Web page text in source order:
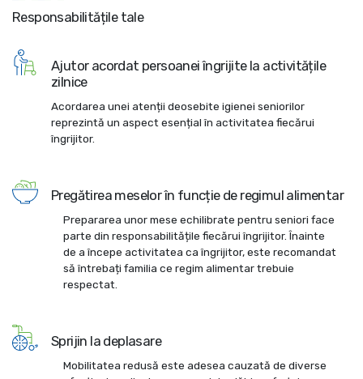
Responsabilitățile tale
Ajutor acordat persoanei îngrijite la activitățile
zilnice
Acordarea unei atenții deosebite igienei seniorilor
reprezintă un aspect esențial în activitatea fiecărui
îngrijitor.
Pregătirea meselor în funcție de regimul alimentar
Prepararea unor mese echilibrate pentru seniori face
parte din responsabilitățile fiecărui îngrijitor. Înainte
de a începe activitatea ca îngrijitor, este recomandat
să întrebați familia ce regim alimentar trebuie
respectat.
Sprijin la deplasare
Mobilitatea redusă este adesea cauzată de diverse